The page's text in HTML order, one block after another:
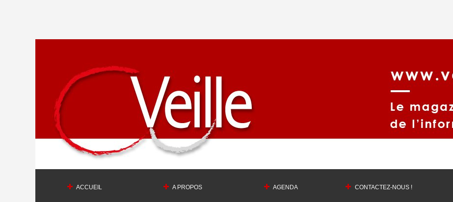
ACCUEIL A PROPOS AGENDA CONTACTEZ-NOUS !